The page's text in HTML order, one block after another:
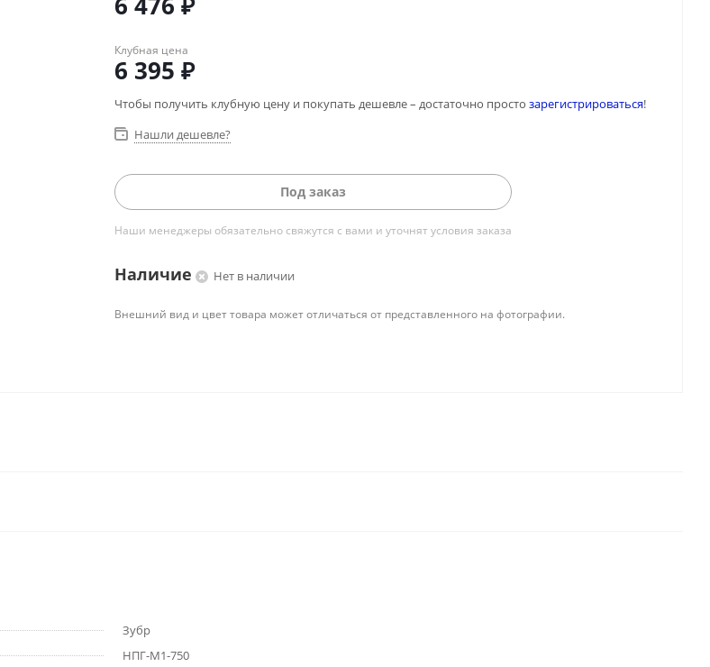
Клубная цена
6 395 ₽
Чтобы получить клубную цену и покупать дешевле – достаточно просто зарегистрироваться!
Нашли дешевле?
Под заказ
Наши менеджеры обязательно свяжутся с вами и уточнят условия заказа
Наличие Нет в наличии
Внешний вид и цвет товара может отличаться от представленного на фотографии.
Зубр
НПГ-М1-750